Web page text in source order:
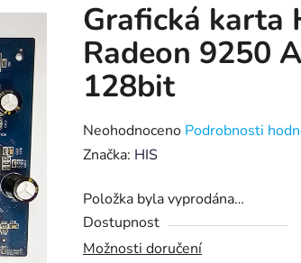
Grafická karta
Radeon 9250
128bit
Průměrné
hodnocení
je
0,0
z
Neohodnoceno Podrobnosti
Značka: HIS
Položka byla vyprodána…
Dostupnost
Možnosti doručení